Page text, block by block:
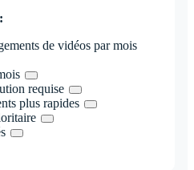
de vidéos par mois
requise
plus rapides